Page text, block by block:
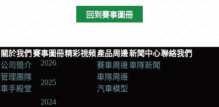
回到賽事圖冊
關於我們
公司簡介
管理團隊
車手殿堂
賽事圖冊
2026
2025
2024
精彩視頻產品周邊
賽車周邊
車隊周邊
汽車模型
新聞中心
車隊新聞
聯絡我們